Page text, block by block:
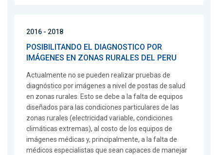
2016 - 2018
POSIBILITANDO EL DIAGNOSTICO POR
IMÁGENES EN ZONAS RURALES DEL PERU
Actualmente no se pueden realizar pruebas de
diagnóstico por imágenes a nivel de postas de salud
en zonas rurales. Esto se debe a la falta de equipos
diseñados para las condiciones particulares de las
zonas rurales (electricidad variable, condiciones
climáticas extremas), al costo de los equipos de
imágenes médicas y, principalmente, a la falta de
médicos especialistas que sean capaces de manejar